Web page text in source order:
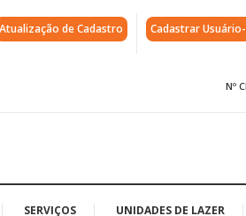
Atualização de Cadastro Cadastrar
Nº
SERVIÇOS UNIDADES DE LAZER